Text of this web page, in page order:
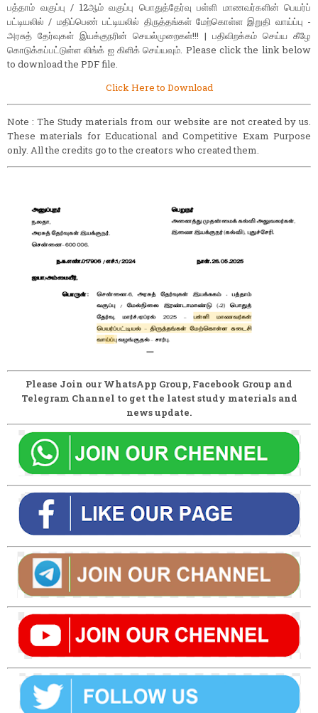
பத்தாம் வகுப்பு / 12ஆம் வகுப்பு பொதுத்தேர்வு பள்ளி மாணவர்களின் பெயர்ப்
பட்டியலில் / மதிப்பெண் பட்டியலில் திருத்தங்கள் மேற்கொள்ள இறுதி வாய்ப்பு -
அரசுத் தேர்வுகள் இயக்குநரின் செயல்முறைகள்!!! | பதிவிறக்கம் செய்ய கீழே
கொடுக்கப்பட்டுள்ள லிங்க் ஐ கிளிக் செய்யவும். Please click the link below
to download the PDF file.
Click Here to Download
Note : The Study materials from our website are not created by us.
These materials for Educational and Competitive Exam Purpose
only. All the credits go to the creators who created them.
Please Join our WhatsApp Group, Facebook Group and
Telegram Channel to get the latest study materials and
news update.